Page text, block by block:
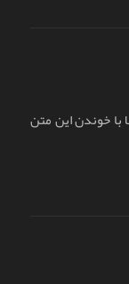
خوندن این متن